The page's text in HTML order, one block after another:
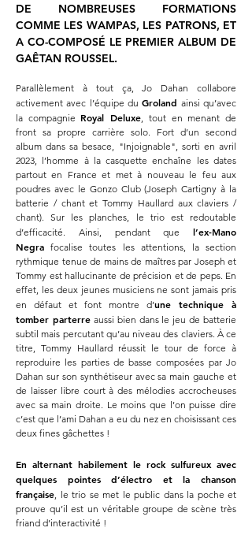
DE NOMBREUSES FORMATIONS
COMME LES WAMPAS, LES PATRONS, ET
A CO-COMPOSÉ LE PREMIER ALBUM DE
GAÊTAN ROUSSEL.
Parallèlement à tout ça, Jo Dahan collabore
activement avec l’équipe duGroland ainsi qu’avec
la compagnie Royal Deluxe, tout en menant de
front sa propre carrière solo. Fort d’un second
album dans sa besace, "Injoignable", sorti en avril
2023, l’homme à la casquette enchaîne les dates
partout en France et met à nouveau le feu aux
poudres avec le Gonzo Club (Joseph Cartigny à la
batterie / chant et Tommy Haullard aux claviers /
chant). Sur les planches, le trio est redoutable
d’efficacité. Ainsi, pendant que l’ex-Mano
Negra focalise toutes les attentions, la section
rythmique tenue de mains de maîtres par Joseph et
Tommy est hallucinante de précision et de peps. En
effet, les deux jeunes musiciens ne sont jamais pris
en défaut et font montre d’une technique à
tomber parterreaussi bien dans le jeu de batterie
subtil mais percutant qu’au niveau des claviers. À ce
titre, Tommy Haullard réussit le tour de force à
reproduire les parties de basse composées par Jo
Dahan sur son synthétiseur avec sa main gauche et
de laisser libre court à des mélodies accrocheuses
avec sa main droite. Le moins que l’on puisse dire
c’est que l’ami Dahan a eu du nez en choisissant ces
deux fines gâchettes !
En alternant habilement le rock sulfureux avec
quelques pointes d’électro et la chanson
française, le trio se met le public dans la poche et
prouve qu’il est un véritable groupe de scène très
friand d’interactivité !